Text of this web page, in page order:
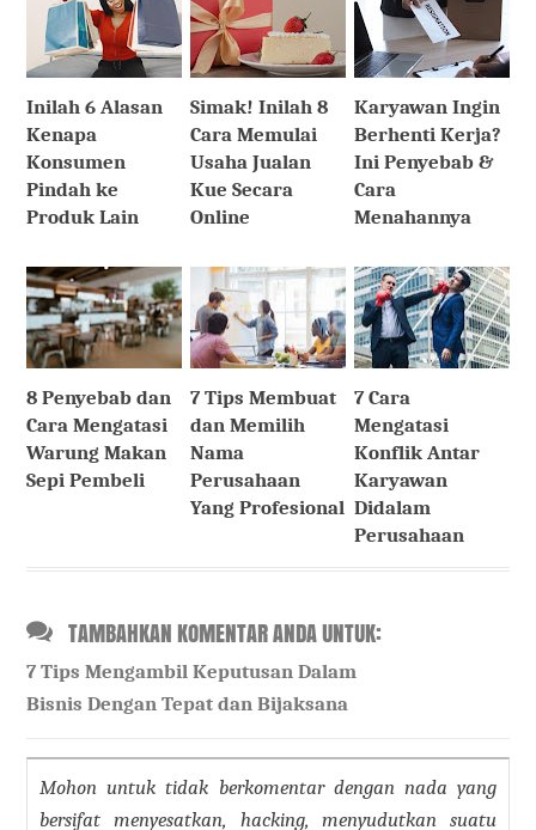
Inilah 6 Alasan
Kenapa
Konsumen
Pindah ke
Produk Lain
Simak! Inilah 8
Cara Memulai
Usaha Jualan
Kue Secara
Online
Karyawan Ingin
Berhenti Kerja?
Ini Penyebab &
Cara
Menahannya
8 Penyebab dan
Cara Mengatasi
Warung Makan
Sepi Pembeli
7 Tips Membuat
dan Memilih
Nama
Perusahaan
Yang Profesional
7 Cara
Mengatasi
Konflik Antar
Karyawan
Didalam
Perusahaan
TAMBAHKAN KOMENTAR ANDA UNTUK:
7 Tips Mengambil Keputusan Dalam
Bisnis Dengan Tepat dan Bijaksana
Mohon untuk tidak berkomentar dengan nada yang
bersifat menyesatkan, hacking, menyudutkan suatu